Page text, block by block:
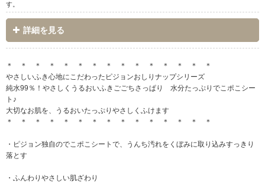
す。
詳細を見る
＊ ＊ ＊ ＊ ＊ ＊ ＊ ＊ ＊ ＊ ＊ ＊ ＊ ＊ ＊
やさしいふき心地にこだわったピジョンおしりナップシリーズ
純水99％！やさしくうるおいふきごごちさっぱり 水分たっぷりでこポこシー
ト♪
大切なお肌を、うるおいたっぷりやさしくふけます
＊ ＊ ＊ ＊ ＊ ＊ ＊ ＊ ＊ ＊ ＊ ＊ ＊ ＊ ＊
・ピジョン独自のでこポこシートで、うんち汚れをくぼみに取り込みすっきり
落とす
・ふんわりやさしい肌ざわり